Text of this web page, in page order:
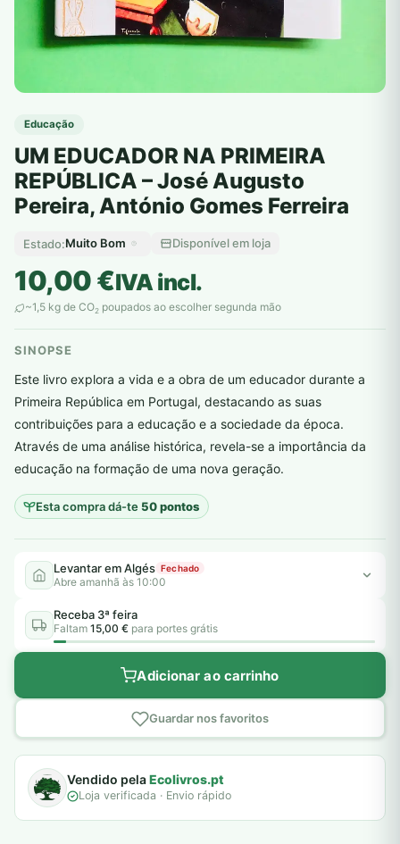
Educação
UM EDUCADOR NA PRIMEIRA
REPÚBLICA – José Augusto
Pereira, António Gomes Ferreira
Estado:Muito Bom Disponível em loja
10,00€IVA incl.
~1,5 kg de CO2 poupados ao escolher segunda mão
SINOPSE
Este livro explora a vida e a obra de um educador durante a
Primeira República em Portugal, destacando as suas
contribuições para a educação e a sociedade da época.
Através de uma análise histórica, revela-se a importância da
educação na formação de uma nova geração.
Esta compra dá-te50 pontos
plantar árvores reais
Levantar em Algés Fechado
Abre amanhã às 10:00
Receba 3ª feira
Faltam 15,00 € para portes grátis
Adicionar ao carrinho
Guardar nos favoritos
Vendido pelaEcolivros.pt
Loja verificada · Envio rápido